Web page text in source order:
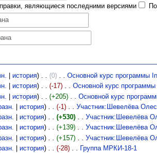
являющиеся последними версиями
история) (0)‎ Основной курс программы
история) (-17)‎ Основной курс
история) (+205)‎ Основной курс
история) (-1)‎ Участник:Шевелёва
история) (+530)‎ Участник:Шевелёва
история) (+139)‎ Участник:Шевелёва
история) (+157)‎ Участник:Шевелёва
история) (-28)‎ Группа МРКИ-18-1‎